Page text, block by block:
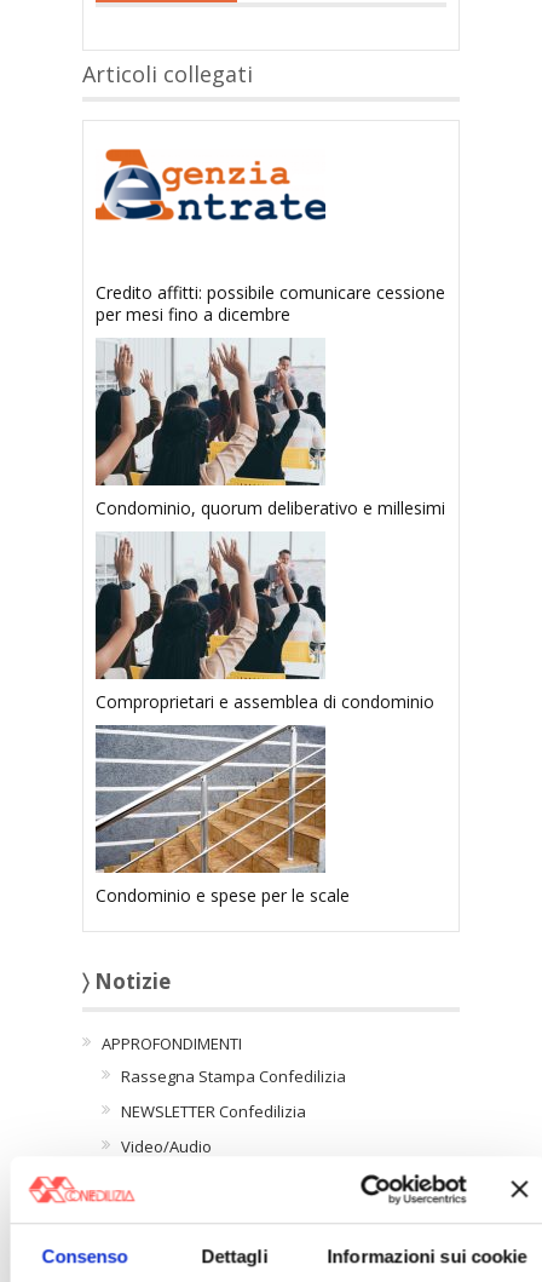
Consenso Dettagli Informazioni sui cookie
Articoli collegati
Credito affitti: possibile comunicare cessione
per mesi fino a dicembre
Condominio, quorum deliberativo e millesimi
Comproprietari e assemblea di condominio
Condominio e spese per le scale
〉 Notizie
APPROFONDIMENTI
Rassegna Stampa Confedilizia
NEWSLETTER Confedilizia
Video/Audio
〉 Confedilizia notizie